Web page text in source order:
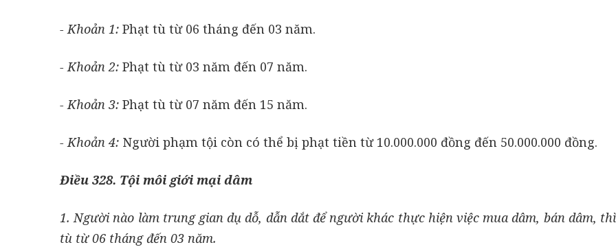
- Khoản 1: Phạt tù từ 06 tháng đến 03 năm.
- Khoản 2: Phạt tù từ 03 năm đến 07 năm.
- Khoản 3: Phạt tù từ 07 năm đến 15 năm.
- Khoản 4: Người phạm tội còn có thể bị phạt tiền từ 10.000.000 đồng đến 50.000.000 đồng.
Điều 328. Tội môi giới mại dâm
1. Người nào làm trung gian dụ dỗ, dẫn dắt để người khác thực hiện việc mua dâm, bán dâm,
tù từ 06 tháng đến 03 năm.